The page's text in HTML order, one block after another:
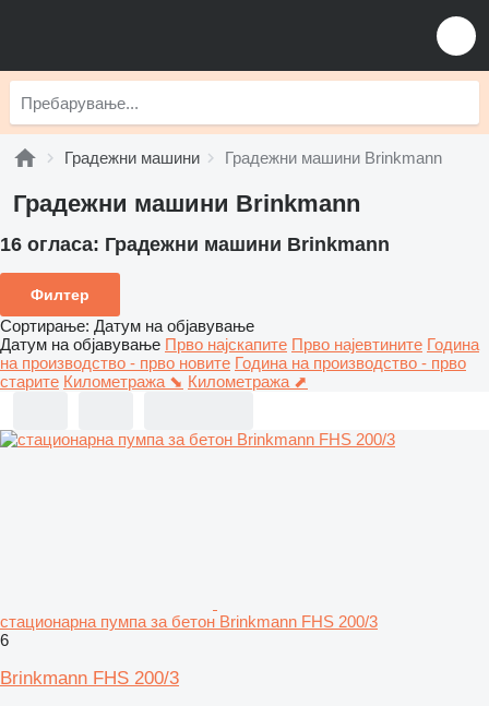
Градежни машини Градежни машини Brinkmann
Градежни машини Brinkmann
16 огласа: Градежни машини Brinkmann
Филтер
Сортирање: Датум на објавување
Датум на објавување Прво најскапите Прво најевтините Година
на производство - прво новите Година на производство - прво
старите Километража ⬊ Километража ⬈
стационарна пумпа за бетон Brinkmann FHS 200/3
6
Brinkmann FHS 200/3